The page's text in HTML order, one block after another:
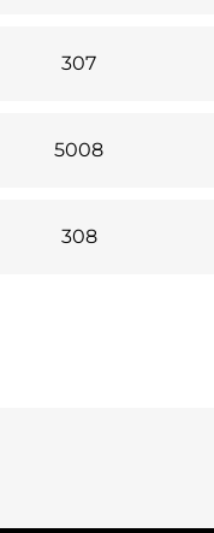
307
5008
308